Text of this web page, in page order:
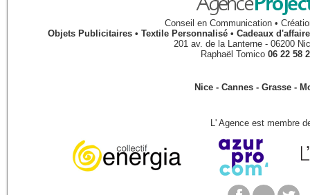
Conseil en Communication •
Objets Publicitaires • Textile Personnalisé • Cadeaux
201 av. de la Lanterne - 06200
Raphaël Tomico 06 22 58
Nice - Cannes - Grasse -
L' Agence est membre